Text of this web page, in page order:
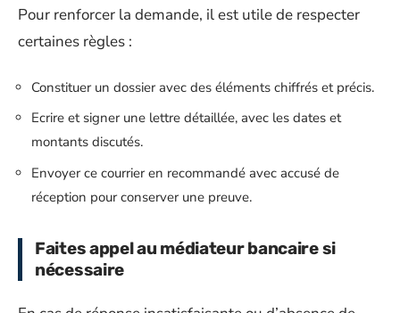
Pour renforcer la demande, il est utile de respecter
certaines règles :
Constituer un dossier avec des éléments chiffrés et précis.
Ecrire et signer une lettre détaillée, avec les dates et
montants discutés.
Envoyer ce courrier en recommandé avec accusé de
réception pour conserver une preuve.
Faites appel au médiateur bancaire si
nécessaire